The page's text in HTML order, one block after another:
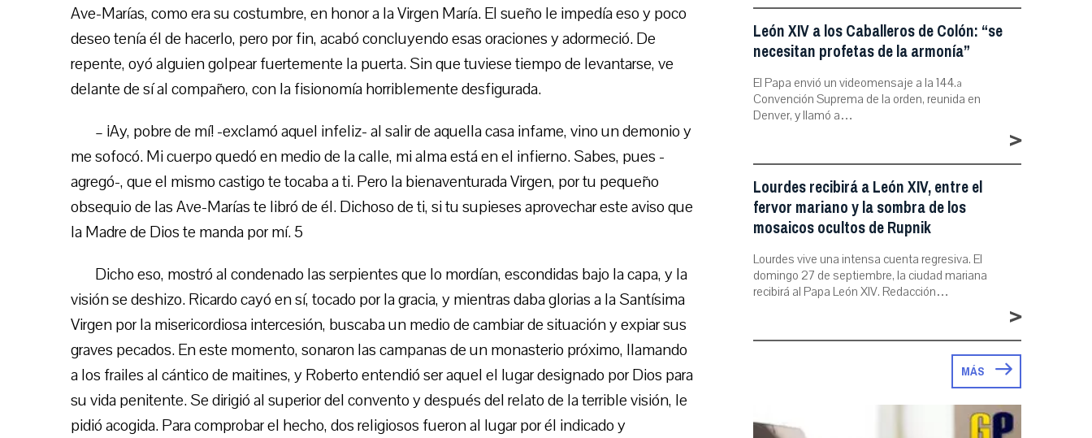
Ave-Marías, como era su costumbre, en honor a la Virgen María. El sueño le impedía eso y poco
deseo tenía él de hacerlo, pero por fin, acabó concluyendo esas oraciones y adormeció. De
repente, oyó alguien golpear fuertemente la puerta. Sin que tuviese tiempo de levantarse, ve
delante de sí al compañero, con la fisionomía horriblemente desfigurada.
– ¡Ay, pobre de mí! -exclamó aquel infeliz- al salir de aquella casa infame, vino un demonio y
me sofocó. Mi cuerpo quedó en medio de la calle, mi alma está en el infierno. Sabes, pues -
agregó-, que el mismo castigo te tocaba a ti. Pero la bienaventurada Virgen, por tu pequeño
obsequio de las Ave-Marías te libró de él. Dichoso de ti, si tu supieses aprovechar este aviso que
la Madre de Dios te manda por mí. 5
Dicho eso, mostró al condenado las serpientes que lo mordían, escondidas bajo la capa, y la
visión se deshizo. Ricardo cayó en sí, tocado por la gracia, y mientras daba glorias a la Santísima
Virgen por la misericordiosa intercesión, buscaba un medio de cambiar de situación y expiar sus
graves pecados. En este momento, sonaron las campanas de un monasterio próximo, llamando
a los frailes al cántico de maitines, y Roberto entendió ser aquel el lugar designado por Dios para
su vida penitente. Se dirigió al superior del convento y después del relato de la terrible visión, le
pidió acogida. Para comprobar el hecho, dos religiosos fueron al lugar por él indicado y
León XIV a los Caballeros de Colón: “se
necesitan profetas de la armonía”
El Papa envió un videomensaje a la 144.ª
Convención Suprema de la orden, reunida en
Denver, y llamó a…
>
Lourdes recibirá a León XIV, entre el
fervor mariano y la sombra de los
mosaicos ocultos de Rupnik
Lourdes vive una intensa cuenta regresiva. El
domingo 27 de septiembre, la ciudad mariana
recibirá al Papa León XIV. Redacción…
>
MÁS